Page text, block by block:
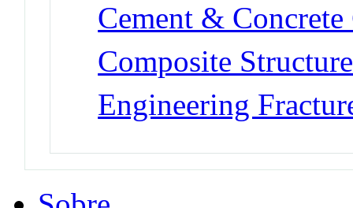
Cement & Concrete
Composite
Engineering